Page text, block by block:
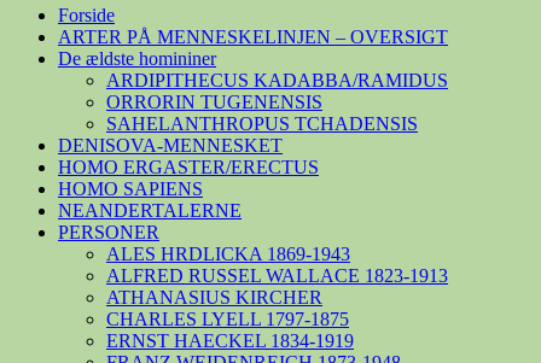
Forside
ARTER PÅ MENNESKELINJEN – OVERSIGT
De ældste homininer
ARDIPITHECUS KADABBA/RAMIDUS
ORRORIN TUGENENSIS
SAHELANTHROPUS TCHADENSIS
DENISOVA-MENNESKET
HOMO ERGASTER/ERECTUS
HOMO SAPIENS
NEANDERTALERNE
PERSONER
ALES HRDLICKA 1869-1943
ALFRED RUSSEL WALLACE 1823-1913
ATHANASIUS KIRCHER
CHARLES LYELL 1797-1875
ERNST HAECKEL 1834-1919